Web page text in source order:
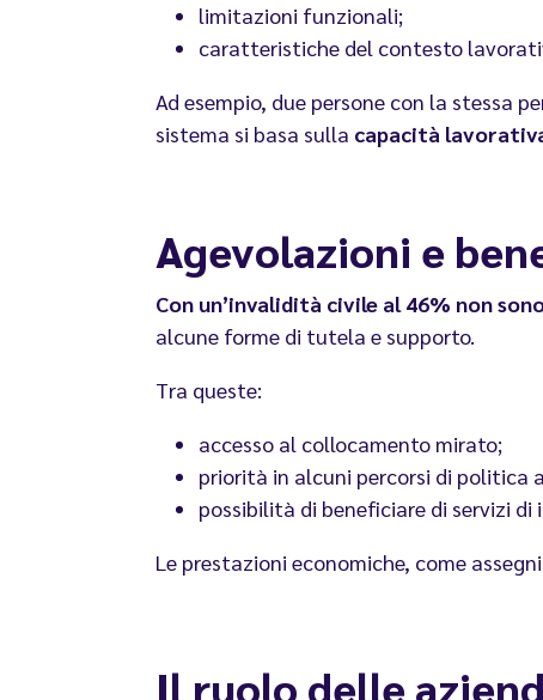
limitazioni funzionali;
caratteristiche del contesto
Ad esempio, due persone con la stessa
sistema si basa sulla capacità
Agevolazioni e
Con un’invalidità civile al 46% non
alcune forme di tutela e supporto.
Tra queste:
accesso al collocamento mirato;
priorità in alcuni percorsi di politica
possibilità di beneficiare di servizi di
Le prestazioni economiche, come
Il ruolo delle